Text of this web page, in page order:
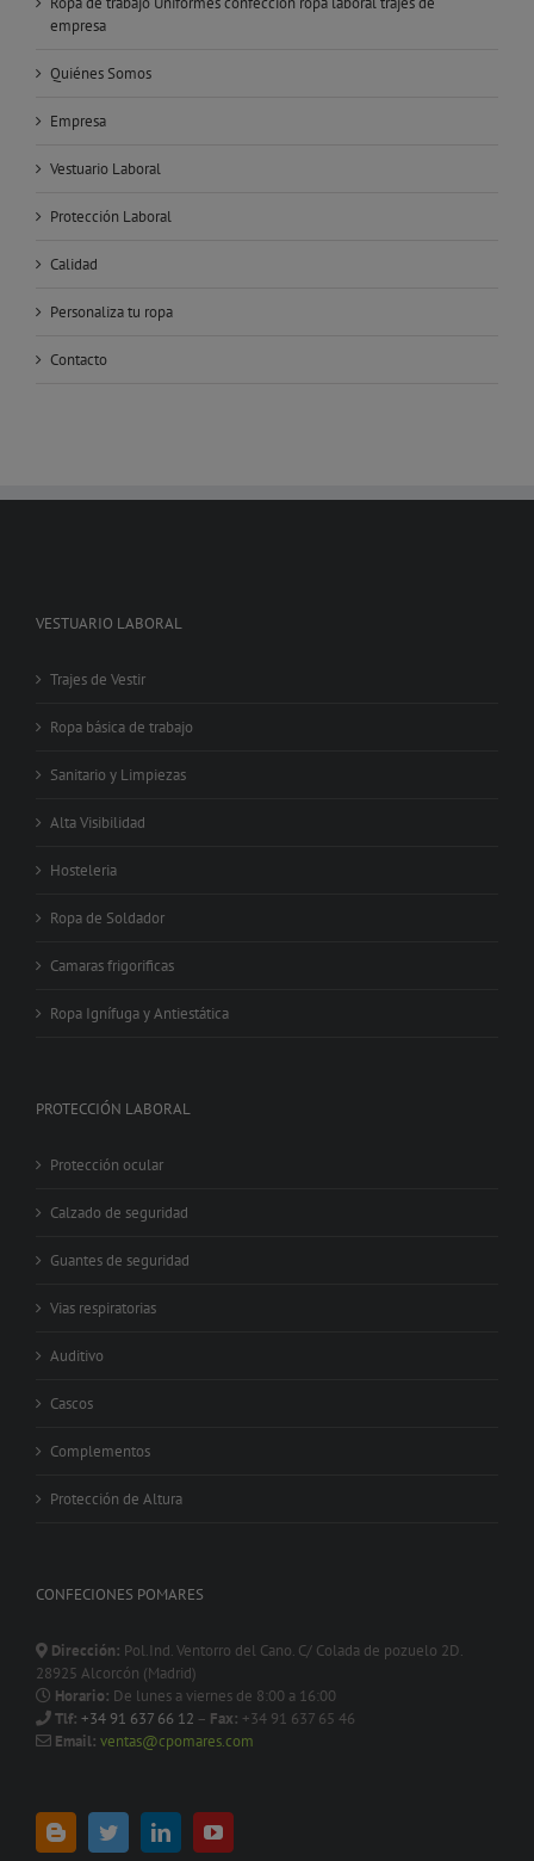
empresa
Quiénes Somos
Empresa
Vestuario Laboral
Protección Laboral
Calidad
Personaliza tu ropa
Contacto
VESTUARIO LABORAL
Trajes de Vestir
Ropa básica de trabajo
Sanitario y Limpiezas
Alta Visibilidad
Hosteleria
Ropa de Soldador
Camaras frigorificas
Ropa Ignífuga y Antiestática
PROTECCIÓN LABORAL
Protección ocular
Calzado de seguridad
Guantes de seguridad
Vias respiratorias
Auditivo
Cascos
Complementos
Protección de Altura
CONFECIONES POMARES
Dirección: Pol.Ind. Ventorro del Cano. C/ Colada de pozuelo 2D.
28925 Alcorcón (Madrid)
Horario: De lunes a viernes de 8:00 a 16:00
Tlf: +34 91 637 66 12 – Fax: +34 91 637 65 46
Email: ventas@cpomares.com